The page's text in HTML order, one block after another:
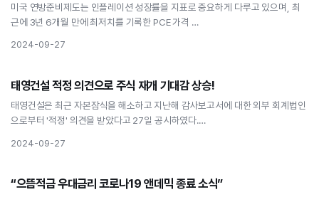
미국 연방준비제도는 인플레이션 성장률을 지표로 중요하게 다루고 있으며, 최
근에 3년 6개월 만에 최저치를 기록한 PCE 가격 …
2024-09-27
태영건설 적정 의견으로 주식 재개 기대감 상승!
경제
태영건설 적정 의견으로 주식 재개 기대감 상승!
태영건설은 최근 자본잠식을 해소하고 지난해 감사보고서에 대한 외부 회계법인
으로부터 '적정' 의견을 받았다고 27일 공시하였다.…
2024-09-27
“으뜸적금 우대금리 코로나19 앤데믹 종료 소식”
경제
“으뜸적금 우대금리 코로나19 앤데믹 종료 소식”